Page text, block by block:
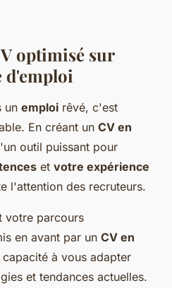
optimisé sur
d'emploi
un emploi rêvé, c'est
En créant un CV en
outil puissant pour
et votre expérience
l'attention des recruteurs.
votre parcours
en avant par un CV en
à vous adapter
et tendances actuelles.